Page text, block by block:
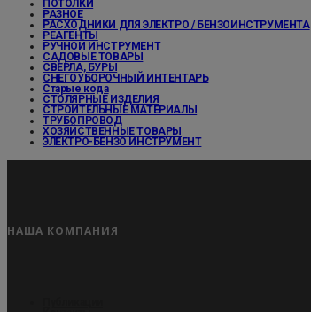
ПОТОЛКИ
РАЗНОЕ
РАСХОДНИКИ ДЛЯ ЭЛЕКТРО / БЕНЗОИНСТРУМЕНТА
РЕАГЕНТЫ
РУЧНОЙ ИНСТРУМЕНТ
САДОВЫЕ ТОВАРЫ
СВЕРЛА, БУРЫ
СНЕГОУБОРОЧНЫЙ ИНТЕНТАРЬ
Старые кода
СТОЛЯРНЫЕ ИЗДЕЛИЯ
СТРОИТЕЛЬНЫЕ МАТЕРИАЛЫ
ТРУБОПРОВОД
ХОЗЯЙСТВЕННЫЕ ТОВАРЫ
ЭЛЕКТРО-БЕНЗО ИНСТРУМЕНТ
НАША КОМПАНИЯ